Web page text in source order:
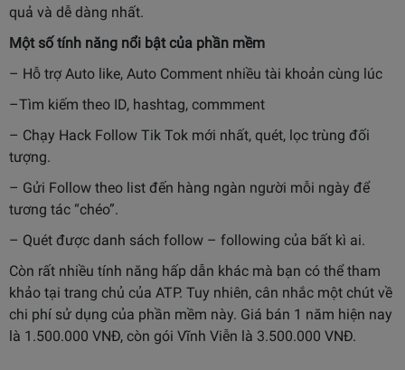
quả và dễ dàng nhất.
Một số tính năng nổi bật của phần mềm
– Hỗ trợ Auto like, Auto Comment nhiều tài khoản cùng lúc
–Tìm kiếm theo ID, hashtag, commment
– Chạy Hack Follow Tik Tok mới nhất, quét, lọc trùng đối
tượng.
– Gửi Follow theo list đến hàng ngàn người mỗi ngày để
tương tác “chéo”.
– Quét được danh sách follow – following của bất kì ai.
Còn rất nhiều tính năng hấp dẫn khác mà bạn có thể tham
khảo tại trang chủ của ATP. Tuy nhiên, cân nhắc một chút về
chi phí sử dụng của phần mềm này. Giá bán 1 năm hiện nay
là 1.500.000 VNĐ, còn gói Vĩnh Viễn là 3.500.000 VNĐ.